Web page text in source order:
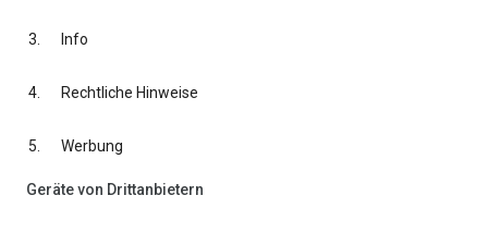
Info
Rechtliche Hinweise
Werbung
Geräte von Drittanbietern